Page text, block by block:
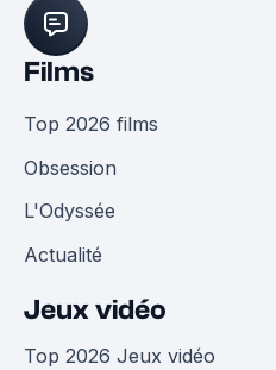
Films
Top 2026 films
Obsession
L'Odyssée
Actualité
Jeux vidéo
Top 2026 Jeux vidéo